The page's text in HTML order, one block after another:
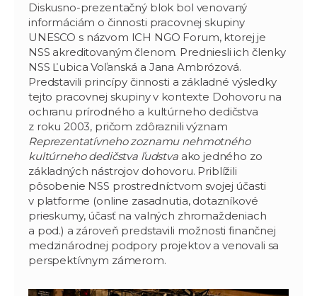
Diskusno-prezentačný blok bol venovaný
informáciám o činnosti pracovnej skupiny
UNESCO s názvom ICH NGO Forum, ktorej je
NSS akreditovaným členom. Predniesli ich členky
NSS Ľubica Voľanská a Jana Ambrózová.
Predstavili princípy činnosti a základné výsledky
tejto pracovnej skupiny v kontexte Dohovoru na
ochranu prírodného a kultúrneho dedičstva
z roku 2003, pričom zdôraznili význam
Reprezentatívneho zoznamu nehmotného
kultúrneho dedičstva ľudstva ako jedného zo
základných nástrojov dohovoru. Priblížili
pôsobenie NSS prostredníctvom svojej účasti
v platforme (online zasadnutia, dotazníkové
prieskumy, účasť na valných zhromaždeniach
a pod.) a zároveň predstavili možnosti finančnej
medzinárodnej podpory projektov a venovali sa
perspektívnym zámerom.